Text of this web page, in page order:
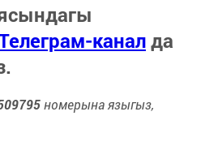
каналда
номерына языгыз,